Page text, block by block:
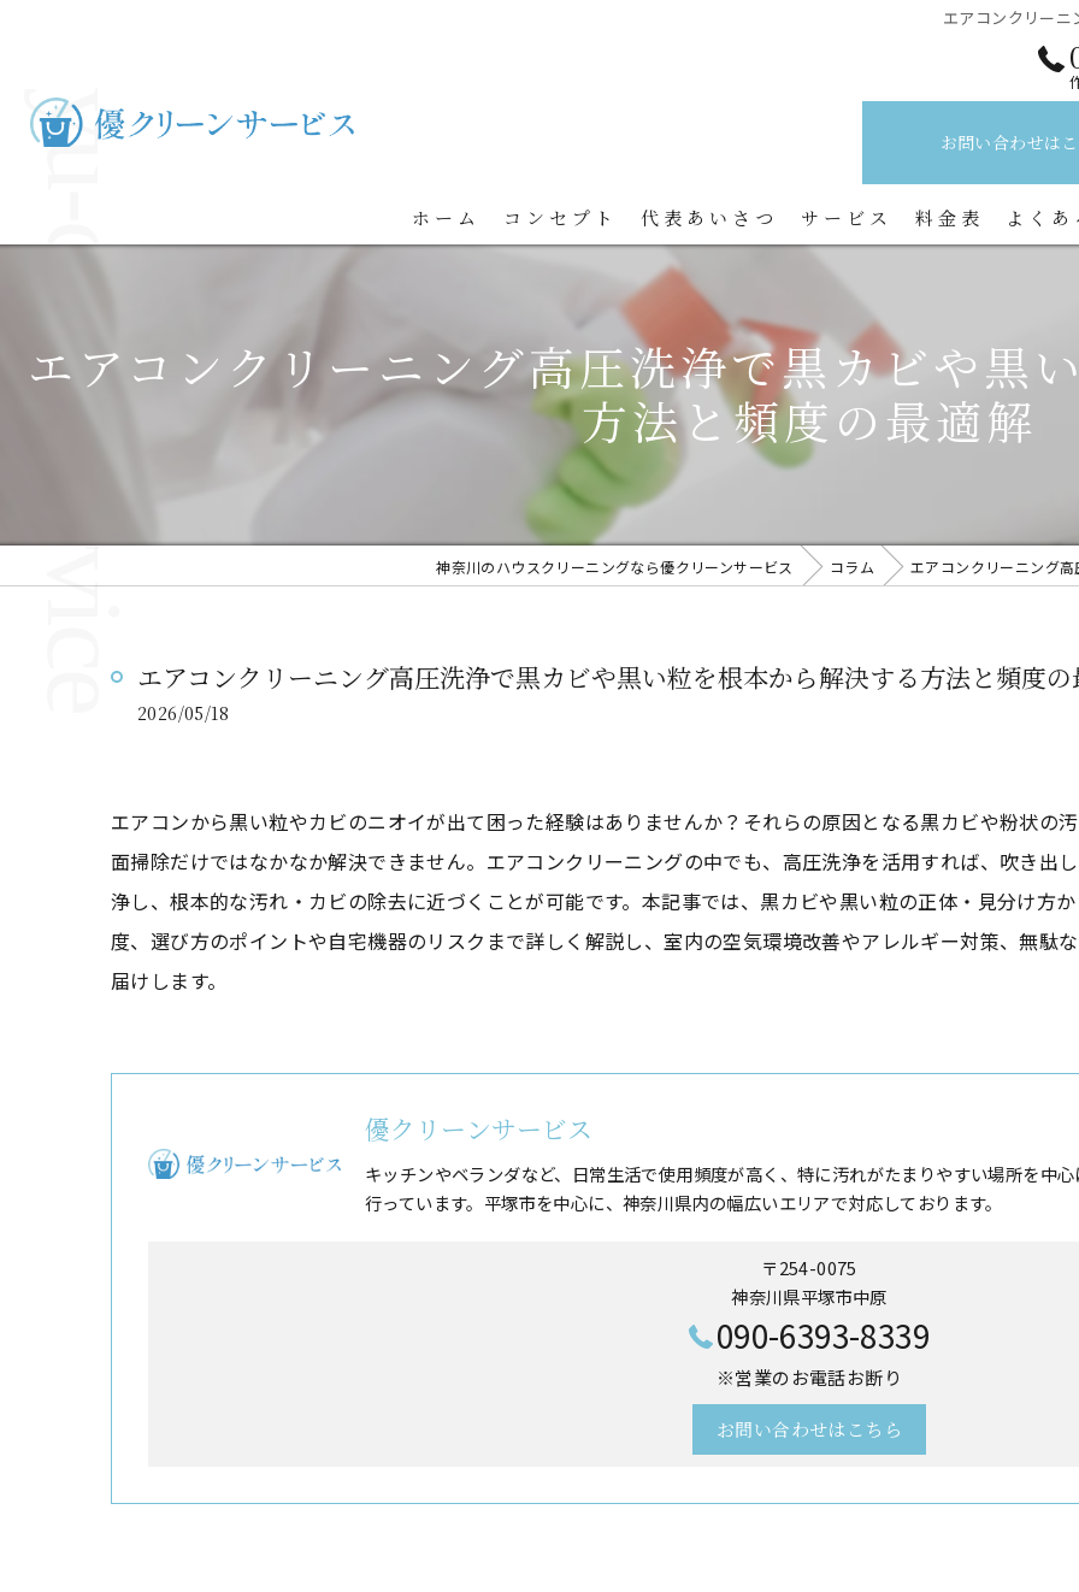
エアコンクリー
お問い合わせは
ホーム コンセプト 代表あいさつ サービス 料金表 よく
エアコンクリーニング高圧洗浄で黒カビや黒
方法と頻度の最適解
神奈川のハウスクリーニングなら優クリーンサービス コラム エアコンクリーニング
エアコンクリーニング高圧洗浄で黒カビや黒い粒を根本から解決する方法と頻度
2026/05/18
エアコンから黒い粒やカビのニオイが出て困った経験はありませんか？それらの原因となる黒カビや粉状の
面掃除だけではなかなか解決できません。エアコンクリーニングの中でも、高圧洗浄を活用すれば、吹き出
浄し、根本的な汚れ・カビの除去に近づくことが可能です。本記事では、黒カビや黒い粒の正体・見分け方
度、選び方のポイントや自宅機器のリスクまで詳しく解説し、室内の空気環境改善やアレルギー対策、無駄
届けします。
優クリーンサービス
キッチンやベランダなど、日常生活で使用頻度が高く、特に汚れがたまりやすい場所を中
行っています。平塚市を中心に、神奈川県内の幅広いエリアで対応しております。
〒254-0075
神奈川県平塚市中原
090-6393-8339
※営業のお電話お断り
お問い合わせはこちら